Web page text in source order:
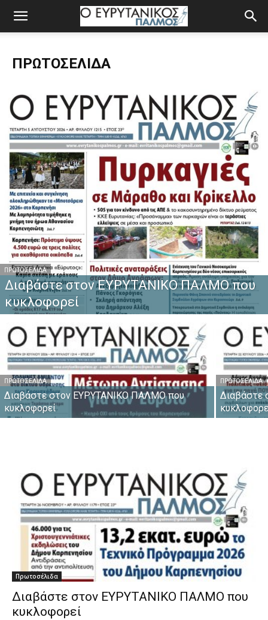
ΠΡΩΤΟΣΈΛΙΔΑ
ΠΡΩΤΟΣΈΛΙΔΑ
Διαβάστε στον ΕΥΡΥΤΑΝΙΚΟ ΠΑΛΜΟ που
κυκλοφορεί
ΠΡΩΤΟΣΈΛΙΔΑ
Διαβάστε στον ΕΥΡΥΤΑΝΙΚΟ ΠΑΛΜΟ που
κυκλοφορεί
ΠΡΩΤΟΣΈΛΙΔΑ
Πρωτοσέλιδα
Διαβάστε στον ΕΥΡΥΤΑΝΙΚΟ ΠΑΛΜΟ που
κυκλοφορεί